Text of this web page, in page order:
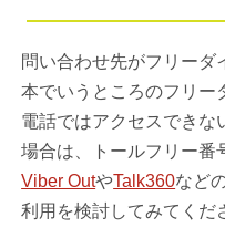
問い合わせ先がフリーダ
本でいうところのフリー
電話ではアクセスできな
場合は、トールフリー番
Viber OutやTalk360など
利用を検討してみてくだ